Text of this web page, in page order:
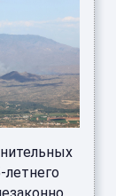
летнего